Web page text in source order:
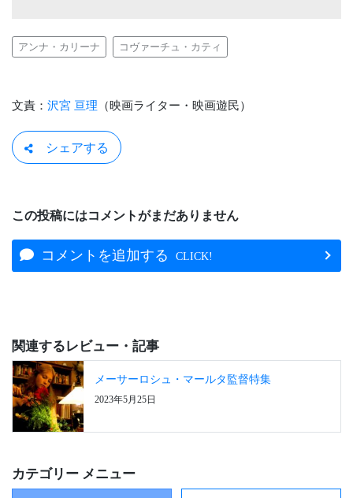
アンナ・カリーナ コヴァーチュ・カティ
文責： 沢宮 亘理 （映画ライター・映画遊民）
シェアする
この投稿にはコメントがまだありません
コメントを追加する CLICK!
関連するレビュー・記事
メーサーロシュ・マールタ監督特集
2023年5月25日
カテゴリー メニュー